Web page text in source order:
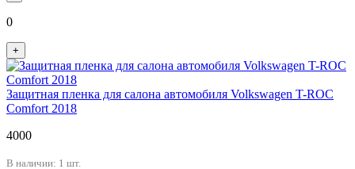
0
+
Защитная пленка для салона автомобиля Volkswagen T-ROC
Comfort 2018
4000
В наличии: 1 шт.